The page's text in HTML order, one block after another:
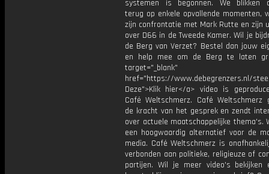
systemen is begonnen. We blikken
terug op enkele opvallende momenten,
zijn confrontatie met Mark Rutte en zijn
over D66 in de Tweede Kamer. Wil je
de Berg van Verzet? Bestel dan jouw
en help mee om de Berg te laten
target="_blank"
href="https://www.debegrenzers.nl/
Deze">Klik hier</a> video is
Café Weltschmerz. Café Weltschmerz
de kracht van het gesprek en zendt
over actuele maatschappelijke thema's.
een hoogwaardig alternatief voor de
media. Café Weltschmerz is
verbonden aan politieke, religieuze of
partijen. Wil je meer video's bekijken